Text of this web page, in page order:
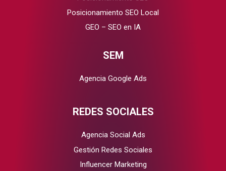
Posicionamiento SEO Local
GEO – SEO en IA
SEM
Agencia Google Ads
REDES SOCIALES
Agencia Social Ads
Gestión Redes Sociales
Influencer Marketing